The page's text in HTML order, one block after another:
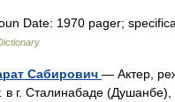
Date: 1970 pager;
Сабирович — Актер,
в г. Сталинабаде (Душанбе),